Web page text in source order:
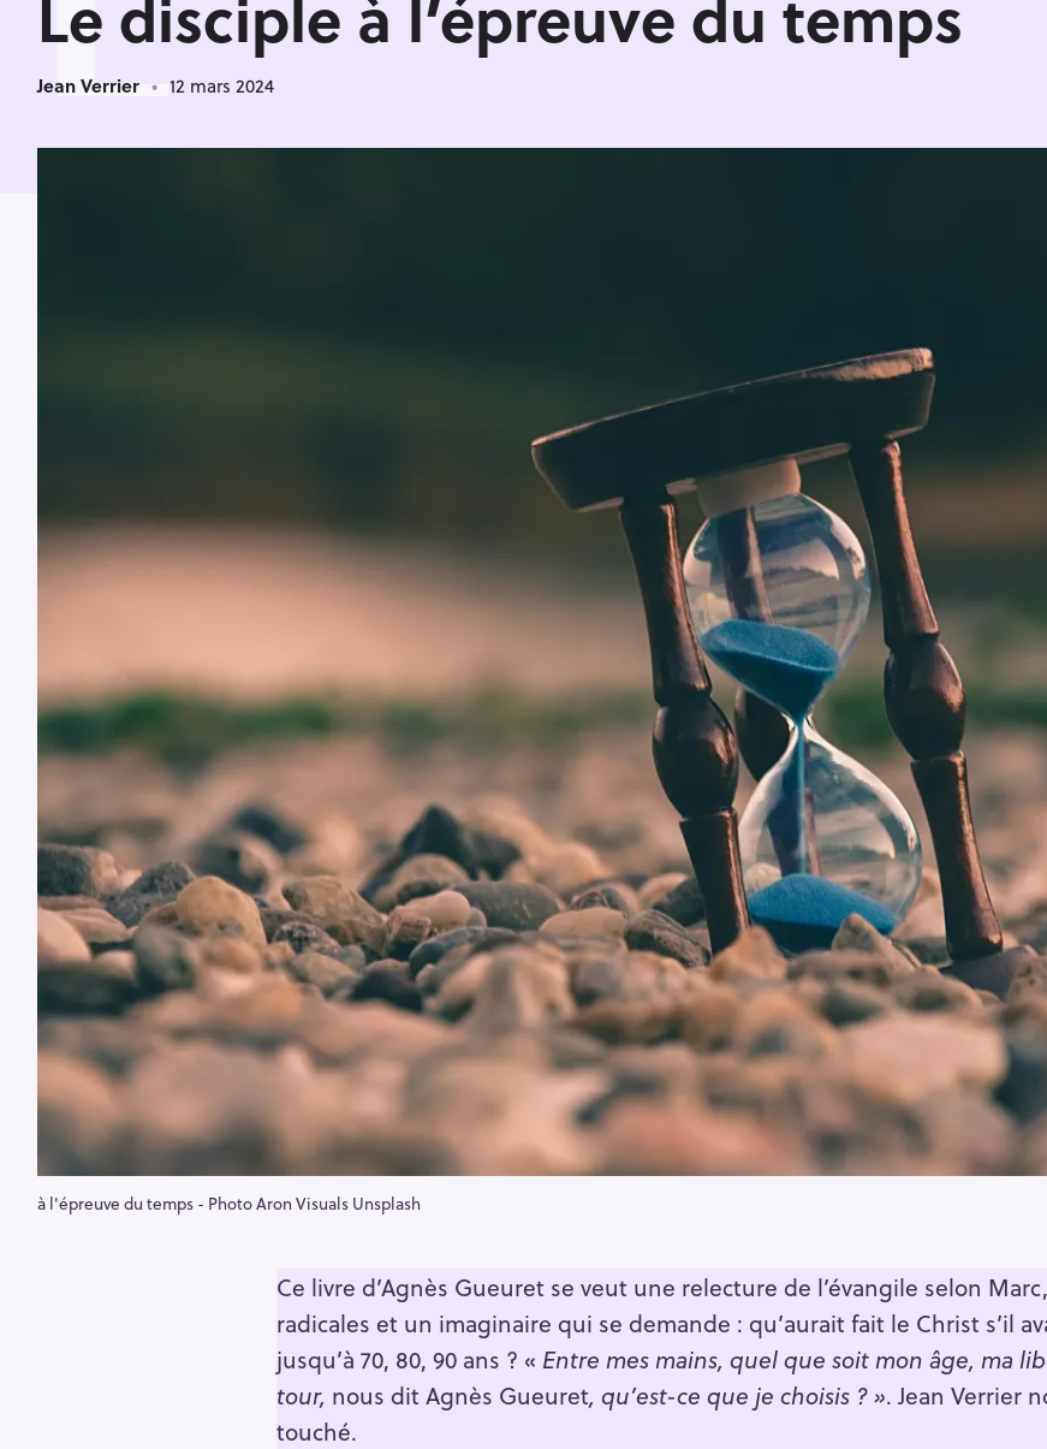
Le disciple à l’épreuve du temps
Jean Verrier 12 mars 2024
à l'épreuve du temps - Photo Aron Visuals Unsplash
Ce livre d’Agnès Gueuret se veut une relecture de l’évangile selon
radicales et un imaginaire qui se demande : qu’aurait fait le Christ s’il
jusqu’à 70, 80, 90 ans ? « Entre mes mains, quel que soit mon âge, ma
tour, nous dit Agnès Gueuret, qu’est-ce que je choisis ? ». Jean Verrier
touché.